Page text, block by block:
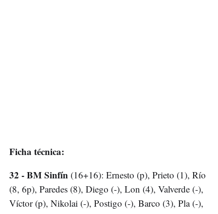
Ficha técnica:
32 - BM Sinfín (16+16): Ernesto (p), Prieto (1), Río
(8, 6p), Paredes (8), Diego (-), Lon (4), Valverde (-),
Víctor (p), Nikolai (-), Postigo (-), Barco (3), Pla (-),